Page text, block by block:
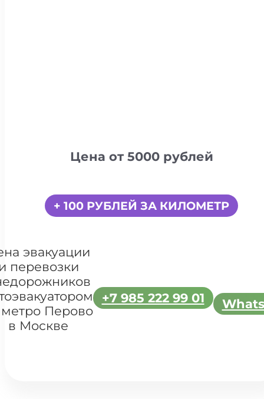
Цена от 5000 рублей
+ 100 РУБЛЕЙ ЗА КИЛОМЕТР
эвакуации
перевозки
метро Перово
в Москве
+7 985 222 99 01